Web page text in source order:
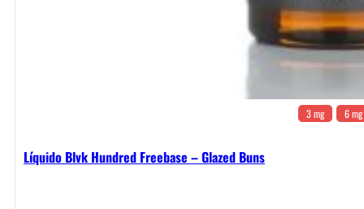
3 mg 6 mg
Líquido Blvk Hundred Freebase – Glazed Buns